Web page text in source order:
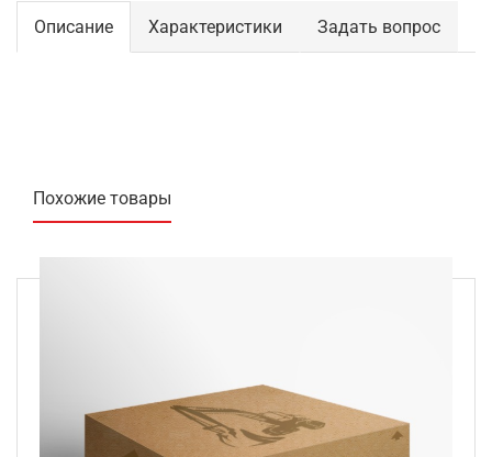
Описание Характеристики Задать вопрос
Похожие товары